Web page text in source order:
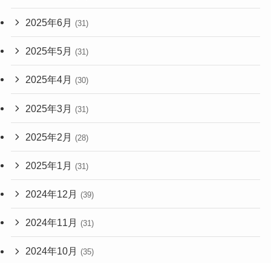
2025年6月 (31)
2025年5月 (31)
2025年4月 (30)
2025年3月 (31)
2025年2月 (28)
2025年1月 (31)
2024年12月 (39)
2024年11月 (31)
2024年10月 (35)